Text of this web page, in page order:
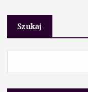
Szukaj